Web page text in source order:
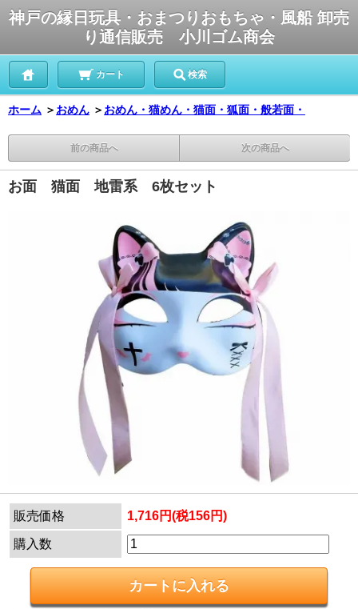
神戸の縁日玩具・おまつりおもちゃ・風船 卸売
り通信販売 小川ゴム商会
カート 検索
ホーム ＞ おめん ＞ おめん・猫めん・猫面・狐面・般若面・
前の商品へ 次の商品へ
お面 猫面 地雷系 6枚セット
販売価格 1,716円(税156円)
購入数